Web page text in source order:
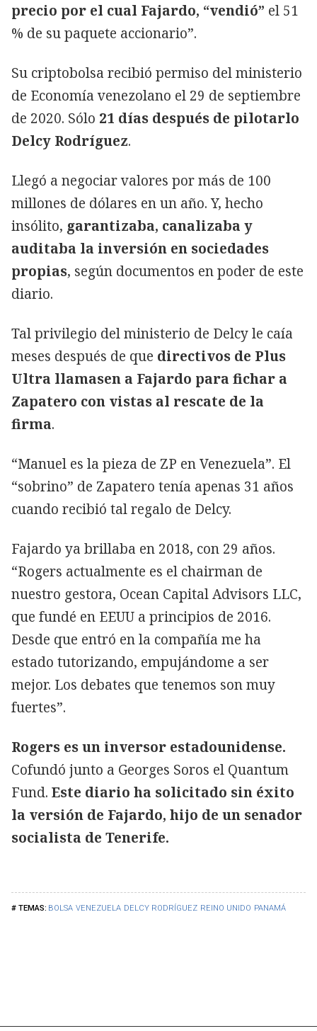
BOLSA VENEZUELA DELCY RODRÍGUEZ REINO UNIDO PANAMÁ
precio por el cual Fajardo, “vendió” el 51
% de su paquete accionario”.
Su criptobolsa recibió permiso del ministerio
de Economía venezolano el 29 de septiembre
de 2020. Sólo 21 días después de pilotarlo
Delcy Rodríguez.
Llegó a negociar valores por más de 100
millones de dólares en un año. Y, hecho
insólito, garantizaba, canalizaba y
auditaba la inversión en sociedades
propias, según documentos en poder de este
diario.
Tal privilegio del ministerio de Delcy le caía
meses después de que directivos de Plus
Ultra llamasen a Fajardo para fichar a
Zapatero con vistas al rescate de la
firma.
“Manuel es la pieza de ZP en Venezuela”. El
“sobrino” de Zapatero tenía apenas 31 años
cuando recibió tal regalo de Delcy.
Fajardo ya brillaba en 2018, con 29 años.
“Rogers actualmente es el chairman de
nuestro gestora, Ocean Capital Advisors LLC,
que fundé en EEUU a principios de 2016.
Desde que entró en la compañía me ha
estado tutorizando, empujándome a ser
mejor. Los debates que tenemos son muy
fuertes”.
Rogers es un inversor estadounidense.
Cofundó junto a Georges Soros el Quantum
Fund. Este diario ha solicitado sin éxito
la versión de Fajardo, hijo de un senador
socialista de Tenerife.